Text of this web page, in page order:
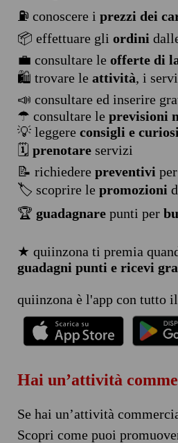
⛽ conoscere i prezzi dei
📦 effettuare gli ordini
💼 consultare le offerte di
🛍️ trovare le attività, i
📣 consultare ed inserire
☂ consultare le previsioni
💡 leggere consigli e
🗓️ prenotareservizi
📝 richiedere preventivi
🏷️ scoprire le promozioni
🏆 guadagnarepunti per
★ quiinzona ti premia
guadagni punti e ricevi
quiinzona è l'app con tutto
Hai un’attività
Se hai un’attività
Scopri come puoi